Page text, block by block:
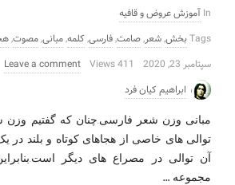
In آموزش عروض و قافیه
Tagsبخش,شعر,صامت,فارسی, کلمه,مبانی,مصوت,
سپتامبر 23, 2020
411 Views
Leave a comment
ابراهیم کیان فرد
مبانی وزن شعر فارسی.چنان که گفتیم وزن
توالی های خاصی از هجاهای کوتاه و بلند در
آن توالی در مصراع های دیگر
مجموعه …